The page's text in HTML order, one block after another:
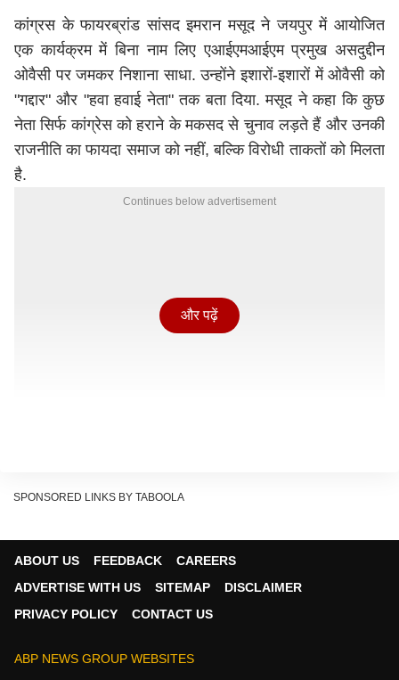
कांग्रस के फायरब्रांड सांसद इमरान मसूद ने जयपुर में आयोजित
एक कार्यक्रम में बिना नाम लिए एआईएमआईएम प्रमुख असदुद्दीन
ओवैसी पर जमकर निशाना साधा. उन्होंने इशारों-इशारों में ओवैसी को
"गद्दार" और "हवा हवाई नेता" तक बता दिया. मसूद ने कहा कि कुछ
नेता सिर्फ कांग्रेस को हराने के मकसद से चुनाव लड़ते हैं और उनकी
राजनीति का फायदा समाज को नहीं, बल्कि विरोधी ताकतों को मिलता
है.
Continues below advertisement
कहा कि कुछ लोगों को चुनाव लड़ने का बहुत शौक होता है, लेकिन
और पढ़ें
SPONSORED LINKS BY TABOOLA
ABOUT US FEEDBACK
CAREERS
ADVERTISE WITH US
SITEMAP
DISCLAIMER
PRIVACY POLICY
CONTACT US
ABP NEWS GROUP WEBSITES